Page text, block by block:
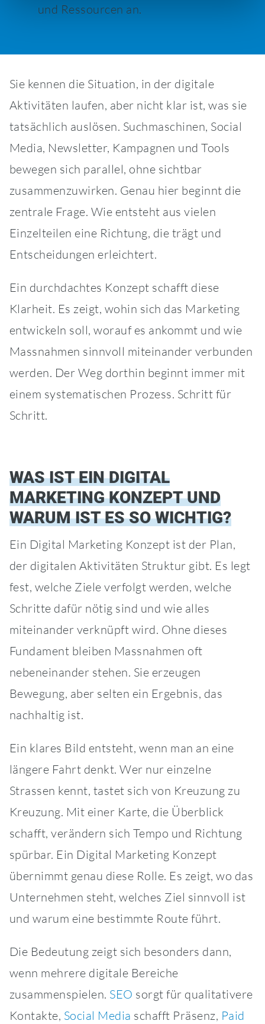
und Ressourcen an.
Sie kennen die Situation, in der digitale
Aktivitäten laufen, aber nicht klar ist, was sie
tatsächlich auslösen. Suchmaschinen, Social
Media, Newsletter, Kampagnen und Tools
bewegen sich parallel, ohne sichtbar
zusammenzuwirken. Genau hier beginnt die
zentrale Frage. Wie entsteht aus vielen
Einzelteilen eine Richtung, die trägt und
Entscheidungen erleichtert.
Ein durchdachtes Konzept schafft diese
Klarheit. Es zeigt, wohin sich das Marketing
entwickeln soll, worauf es ankommt und wie
Massnahmen sinnvoll miteinander verbunden
werden. Der Weg dorthin beginnt immer mit
einem systematischen Prozess. Schritt für
Schritt.
WAS IST EIN DIGITAL
MARKETING KONZEPT UND
WARUM IST ES SO WICHTIG?
Ein Digital Marketing Konzept ist der Plan,
der digitalen Aktivitäten Struktur gibt. Es legt
fest, welche Ziele verfolgt werden, welche
Schritte dafür nötig sind und wie alles
miteinander verknüpft wird. Ohne dieses
Fundament bleiben Massnahmen oft
nebeneinander stehen. Sie erzeugen
Bewegung, aber selten ein Ergebnis, das
nachhaltig ist.
Ein klares Bild entsteht, wenn man an eine
längere Fahrt denkt. Wer nur einzelne
Strassen kennt, tastet sich von Kreuzung zu
Kreuzung. Mit einer Karte, die Überblick
schafft, verändern sich Tempo und Richtung
spürbar. Ein Digital Marketing Konzept
übernimmt genau diese Rolle. Es zeigt, wo das
Unternehmen steht, welches Ziel sinnvoll ist
und warum eine bestimmte Route führt.
Die Bedeutung zeigt sich besonders dann,
wenn mehrere digitale Bereiche
zusammenspielen. SEO sorgt für qualitativere
Kontakte, Social Media schafft Präsenz, Paid